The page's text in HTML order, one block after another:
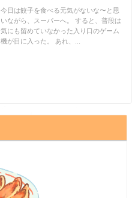
今日は餃子を食べる元気がないな〜と思
いながら、スーパーへ。 すると、普段は
気にも留めていなかった入り口のゲーム
機が目に入った。 あれ、...